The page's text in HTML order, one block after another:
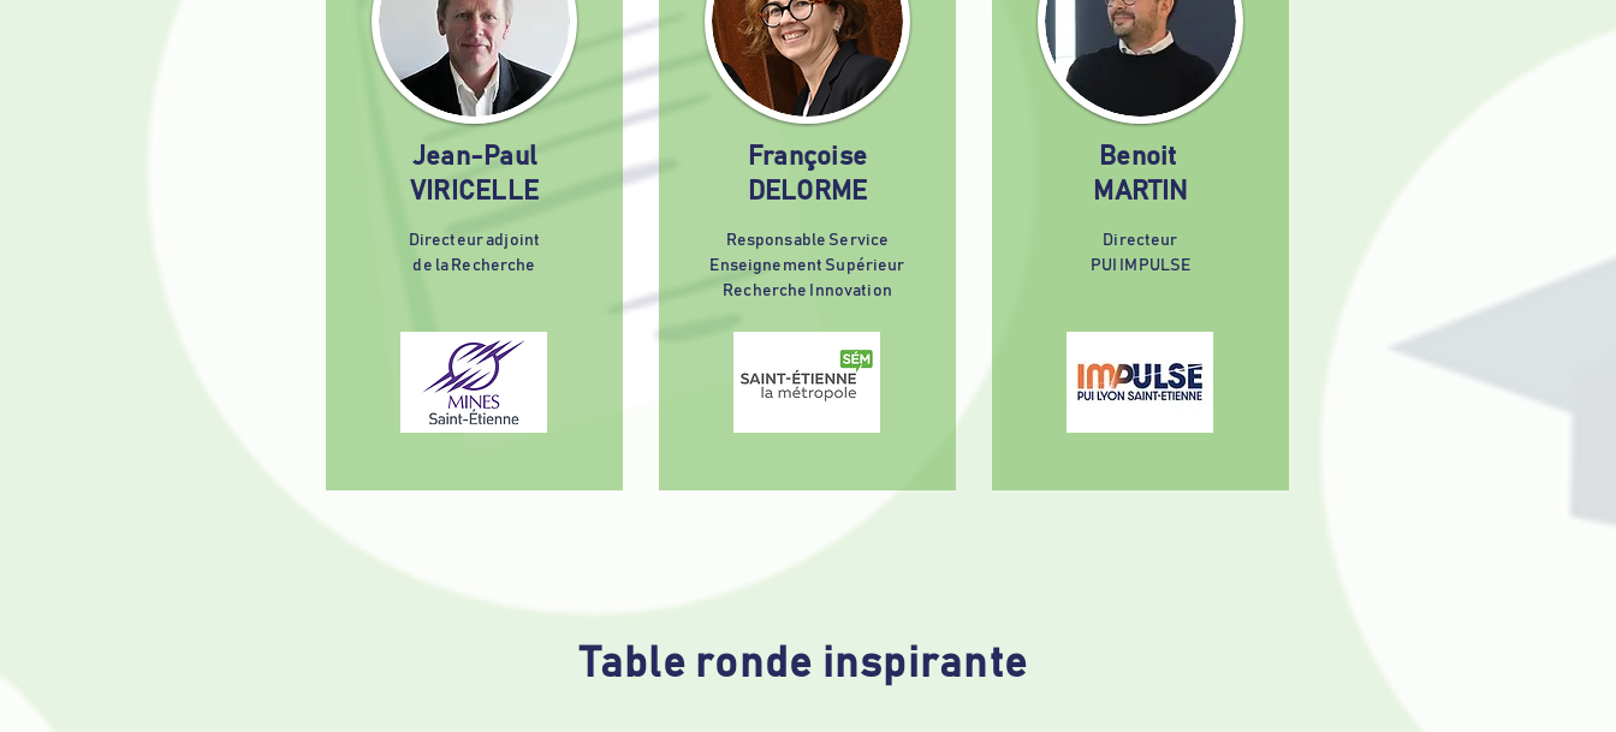
Jean-Paul
VIRICELLE
Directeur adjoint
de la Recherche
Françoise
DELORME
Responsable Service
Enseignement Supérieur
Recherche Innovation
Benoit
MARTIN
Directeur
PUI IMPULSE
Table ronde inspirante